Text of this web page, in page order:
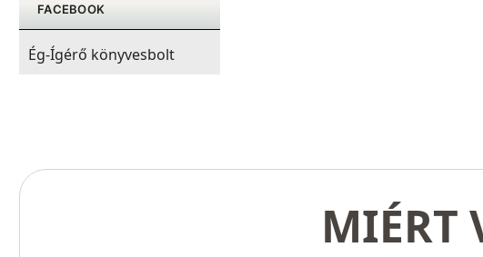
FACEBOOK
Ég-Ígérő könyvesbolt
MIÉRT